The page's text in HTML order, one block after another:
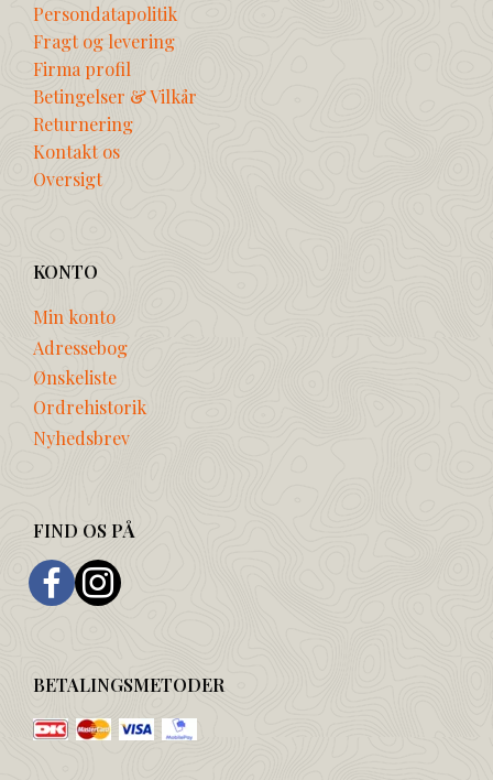
Persondatapolitik
Fragt og levering
Firma profil
Betingelser & Vilkår
Returnering
Kontakt os
Oversigt
KONTO
Min konto
Adressebog
Ønskeliste
Ordrehistorik
Nyhedsbrev
FIND OS PÅ
BETALINGSMETODER